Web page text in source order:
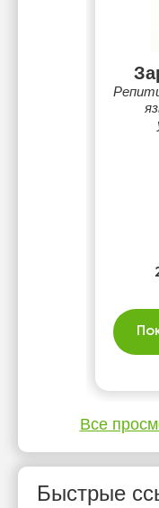
Все
Быстрые